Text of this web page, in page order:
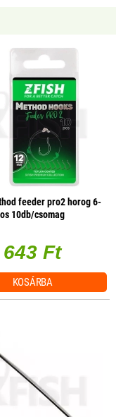
feeder pro2 horog 6-
os 10db/csomag
643 Ft
KOSÁRBA